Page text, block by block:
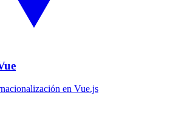
en Vue.js